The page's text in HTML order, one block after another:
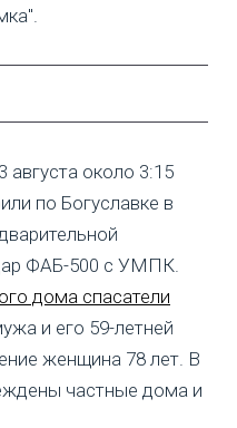
около 3:15
по Богуславке в
ФАБ-500 с УМПК.
дома спасатели
и его 59-летней
женщина 78 лет. В
частные дома и